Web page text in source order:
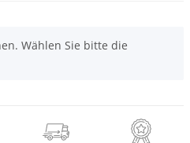
Wählen Sie bitte die